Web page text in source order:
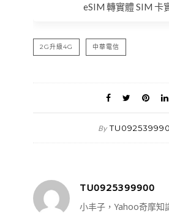
eSIM 轉實體 SIM 卡
2G升級4G 中華電信
By
TU0925399900
小丰子，Yahoo奇摩知